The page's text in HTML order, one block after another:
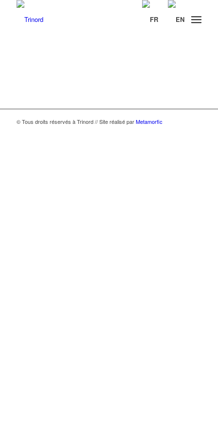
© Tous droits réservés à Trinord // Site réalisé parMetamorfic